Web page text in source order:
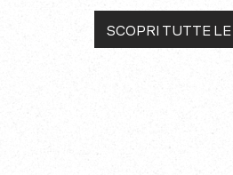
SCOPRI TUTTE